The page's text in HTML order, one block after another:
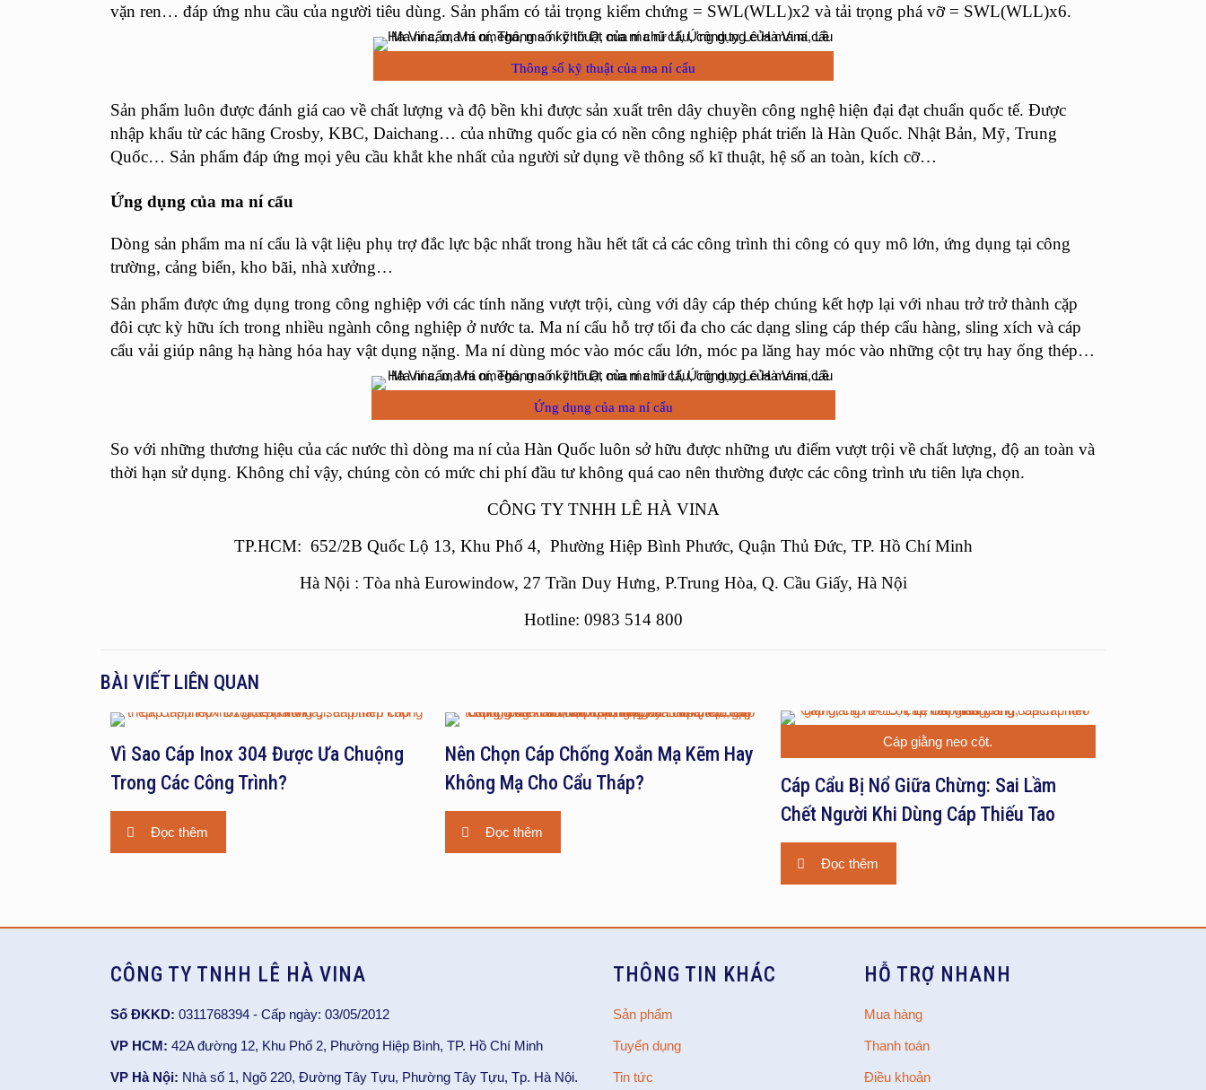
vặn ren… đáp ứng nhu cầu của người tiêu dùng. Sản phẩm có tải trọng kiểm chứng = SWL(WLL)x2 và tải trọng phá vỡ = SWL(WLL)x6.
Thông số kỹ thuật của ma ní cẩu
Sản phẩm luôn được đánh giá cao về chất lượng và độ bền khi được sản xuất trên dây chuyền công nghệ hiện đại đạt chuẩn quốc tế. Được
nhập khẩu từ các hãng Crosby, KBC, Daichang… của những quốc gia có nền công nghiệp phát triển là Hàn Quốc. Nhật Bản, Mỹ, Trung
Quốc… Sản phẩm đáp ứng mọi yêu cầu khắt khe nhất của người sử dụng về thông số kĩ thuật, hệ số an toàn, kích cỡ…
Ứng dụng của ma ní cẩu
Dòng sản phẩm ma ní cẩu là vật liệu phụ trợ đắc lực bậc nhất trong hầu hết tất cả các công trình thi công có quy mô lớn, ứng dụng tại công
trường, cảng biển, kho bãi, nhà xưởng…
Sản phẩm được ứng dụng trong công nghiệp với các tính năng vượt trội, cùng với dây cáp thép chúng kết hợp lại với nhau trở trở thành cặp
đôi cực kỳ hữu ích trong nhiều ngành công nghiệp ở nước ta. Ma ní cẩu hỗ trợ tối đa cho các dạng sling cáp thép cẩu hàng, sling xích và cáp
cẩu vải giúp nâng hạ hàng hóa hay vật dụng nặng. Ma ní dùng móc vào móc cẩu lớn, móc pa lăng hay móc vào những cột trụ hay ống thép…
Ứng dụng của ma ní cẩu
So với những thương hiệu của các nước thì dòng ma ní của Hàn Quốc luôn sở hữu được những ưu điểm vượt trội về chất lượng, độ an toàn và
thời hạn sử dụng. Không chỉ vậy, chúng còn có mức chi phí đầu tư không quá cao nên thường được các công trình ưu tiên lựa chọn.
CÔNG TY TNHH LÊ HÀ VINA
TP.HCM: 652/2B Quốc Lộ 13, Khu Phố 4, Phường Hiệp Bình Phước, Quận Thủ Đức, TP. Hồ Chí Minh
Hà Nội : Tòa nhà Eurowindow, 27 Trần Duy Hưng, P.Trung Hòa, Q. Cầu Giấy, Hà Nội
Hotline: 0983 514 800
BÀI VIẾT LIÊN QUAN
Vì Sao Cáp Inox 304 Được Ưa Chuộng
Trong Các Công Trình?
Đọc thêm
Nên Chọn Cáp Chống Xoắn Mạ Kẽm Hay
Không Mạ Cho Cẩu Tháp?
Đọc thêm
Cáp giằng neo cột.
Cáp Cẩu Bị Nổ Giữa Chừng: Sai Lầm
Chết Người Khi Dùng Cáp Thiếu Tao
Đọc thêm
CÔNG TY TNHH LÊ HÀ VINA
Số ĐKKD: 0311768394 - Cấp ngày: 03/05/2012
VP HCM: 42A đường 12, Khu Phố 2, Phường Hiệp Bình, TP. Hồ Chí Minh
VP Hà Nội: Nhà số 1, Ngõ 220, Đường Tây Tựu, Phường Tây Tựu, Tp. Hà Nội.
THÔNG TIN KHÁC
Sản phẩm
Tuyển dụng
Tin tức
HỖ TRỢ NHANH
Mua hàng
Thanh toán
Điều khoản